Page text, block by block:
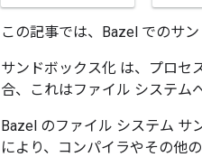
この記事では、Bazel でのサ
サンドボックス化 は、プロセ
合、これはファイル システム
Bazel のファイル システム サ
により、コンパイラやその他